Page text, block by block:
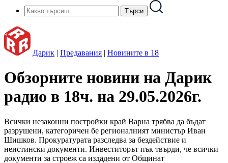
Дарик | Предавания | Новините в 18
Обзорните новини на Дарик
радио в 18ч. на 29.05.2026г.
Всички незаконни постройки край Варна трябва да бъдат
разрушени, категоричен бе регионалният министър Иван
Шишков. Прокуратурата разследва за бездействие и
неистински документи. Инвеститорът пък твърди, че всички
документи за строеж са издадени от Общинат